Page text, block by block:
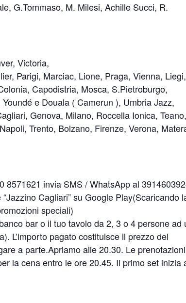
G.Tommaso, M. Milesi, Achille Succi, R.
Victoria,
Parigi, Marciac, Lione, Praga, Vienna, Liegi,
Capodistria, Mosca, S.Pietroburgo,
e Douala ( Camerun ), Umbria Jazz,
Genova, Milano, Roccella Ionica, Teano,
Trento, Bolzano, Firenze, Verona,
8571621 invia SMS / WhatsApp al
Cagliari” su Google Play(Scaricando
speciali)
bar o il tuo tavolo da 2, 3 o 4 persone ad
L’importo pagato costituisce il prezzo del
a parte.Apriamo alle 20.30. Le prenotazioni
la cena entro le ore 20.45. Il primo set inizia